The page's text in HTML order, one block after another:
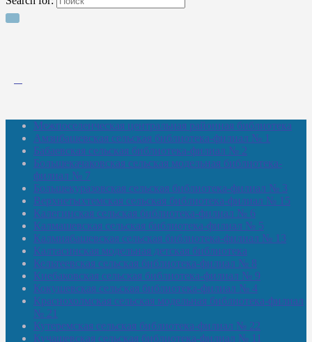
Межпоселенческая центральная районная библиотека
Амзибашевская сельская библиотека-филиал № 1
Бабаевская сельская библиотека-филиал № 2
Большекачаковская сельская модельная библиотека-
филиал № 7
Большекуразовская сельская библиотека-филиал № 3
Верхнетыхтемская сельская библиотека-филиал № 15
Калегинская сельская библиотека-филиал № 6
Калмашевская сельская библиотека-филиал № 5
Калмиябашевская сельская библиотека-филиал № 13
Калтасинская модельная детская библиотека
Кельтеевская сельская библиотека-филиал № 8
Киебаковская сельская библиотека-филиал № 9
Кокушевская сельская библиотека-филиал № 4
Краснохолмская сельская модельная библиотека-филиал
№ 21
Кутеремская сельская библиотека-филиал № 22
Кучашевская сельская библиотека-филиал № 11